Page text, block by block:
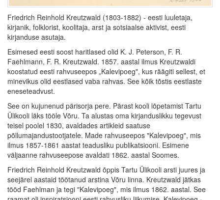
Friedrich Reinhold Kreutzwald (1803-1882) - eesti luuletaja,
kirjanik, folklorist, koolitaja, arst ja sotsiaalse aktivist, eesti
kirjanduse asutaja.
Esimesed eesti soost haritlased olid K. J. Peterson, F. R.
Faehlmann, F. R. Kreutzwald. 1857. aastal ilmus Kreutzwaldi
koostatud eesti rahvuseepos „Kalevipoeg", kus räägiti sellest, et
minevikus olid eestlased vaba rahvas. See kõik tõstis eestlaste
eneseteadvust.
See on kujunenud pärisorja pere. Pärast kooli lõpetamist Tartu
Ülikooli läks tööle Võru. Ta alustas oma kirjanduslikku tegevust
teisel poolel 1830, avaldades artikleid saatuse
põllumajandustootjatele. Made rahvuseepos "Kalevipoeg", mis
ilmus 1857-1861 aastat teadusliku publikatsiooni. Esimene
väljaanne rahvuseepose avaldati 1862. aastal Soomes.
Friedrich Reinhold Kreutzwald õppis Tartu Ülikooli arsti juures ja
seejärel aastaid töötanud arstina Võru linna. Kreutzwald jätkas
tööd Faehlman ja tegi "Kalevipoeg", mis ilmus 1862. aastal. See